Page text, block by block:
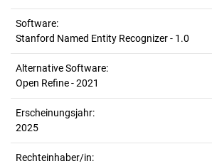
Software:
Stanford Named Entity Recognizer - 1.0
Alternative Software:
Open Refine - 2021
Erscheinungsjahr:
2025
Rechteinhaber/in: